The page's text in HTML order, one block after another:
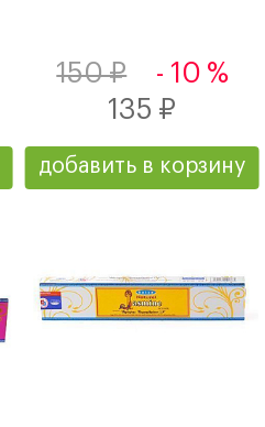
150 ₽
- 10 %
135 ₽
добавить в корзину